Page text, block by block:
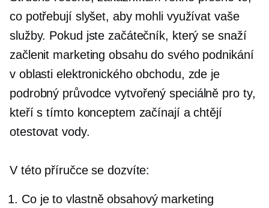
co potřebují slyšet, aby mohli využívat vaše
služby. Pokud jste začátečník, který se snaží
začlenit marketing obsahu do svého podnikání
v oblasti elektronického obchodu, zde je
podrobný průvodce vytvořený speciálně pro ty,
kteří s tímto konceptem začínají a chtějí
otestovat vody.
V této příručce se dozvíte:
Co je to vlastně obsahový marketing